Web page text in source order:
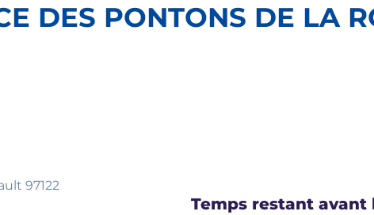
DES PONTONS DE LA
97122
Temps restant avant